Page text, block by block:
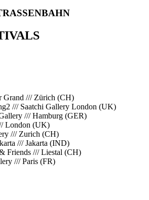
Grand /// Zürich (CH)
/// Saatchi Gallery London (UK)
/// Hamburg (GER)
London (UK)
/// Zurich (CH)
/// Jakarta (IND)
Friends /// Liestal (CH)
/// Paris (FR)